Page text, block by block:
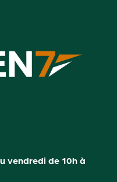
vendredi de 10h à